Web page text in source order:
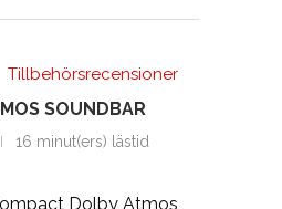
Tillbehörsrecensioner
SOUNDBAR
16 minut(ers) lästid
Dolby Atmos